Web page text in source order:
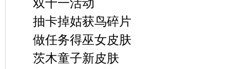
双十一活动
抽卡掉姑获鸟碎片
做任务得巫女皮肤
茨木童子新皮肤